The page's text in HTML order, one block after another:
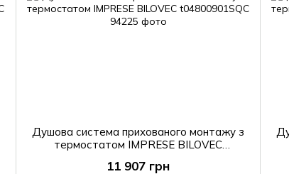
Душова система прихованого монтажу з
термостатом IMPRESE BILOVEC
11 907 грн